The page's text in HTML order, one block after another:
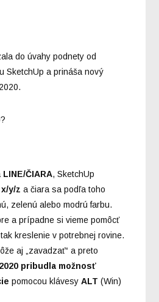
do úvahy podnety od
SketchUp a prináša nový
LINE/ČIARA, SketchUp
y/z a čiara sa podľa toho
zelenú alebo modrú farbu.
a prípadne si vieme pomôcť
kreslenie v potrebnej rovine.
aj „zavadzať“ a preto
pribudla možnosť
pomocou klávesyALT(Win)